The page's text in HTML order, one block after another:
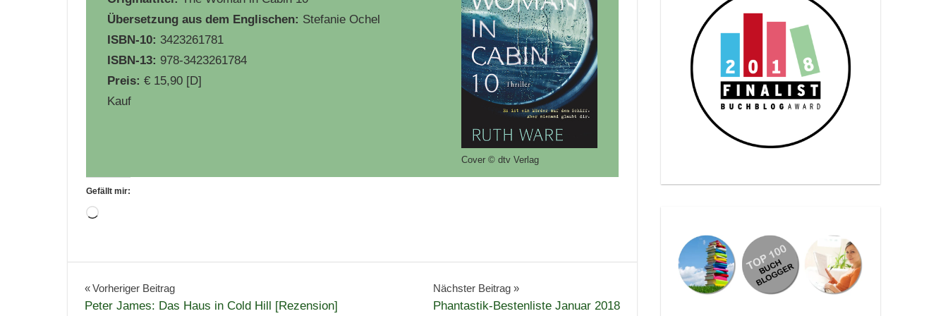
Übersetzung aus dem Englischen: Stefanie Ochel
ISBN-10: 3423261781
ISBN-13: 978-3423261784
Preis: € 15,90 [D]
Kauf
Cover © dtv Verlag
Gefällt mir:
Wird
Belletristik
Bücher
Krimi
Beitragsnavigation
Vorheriger Beitrag
Peter James: Das Haus in Cold Hill [Rezension]
Nächster Beitrag
Phantastik-Bestenliste Januar 2018